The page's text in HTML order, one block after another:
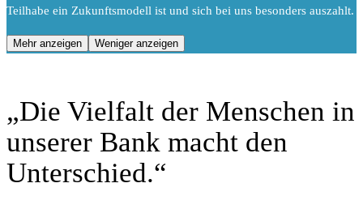
Teilhabe ein Zukunftsmodell ist und sich bei uns besonders auszahlt.
Mehr anzeigen Weniger anzeigen
„Die Vielfalt der Menschen in
unserer Bank macht den
Unterschied.“